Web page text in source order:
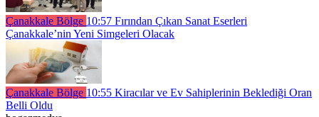
Çanakkale Bölge 10:57 Fırından Çıkan Sanat Eserleri
Çanakkale’nin Yeni Simgeleri Olacak
Çanakkale Bölge 10:55 Kiracılar ve Ev Sahiplerinin Beklediği Oran
Belli Oldu